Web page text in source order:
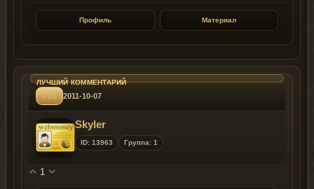
Профиль Материал
#10 2011-10-07
Skyler
ID: 13963 Группа: 1
1